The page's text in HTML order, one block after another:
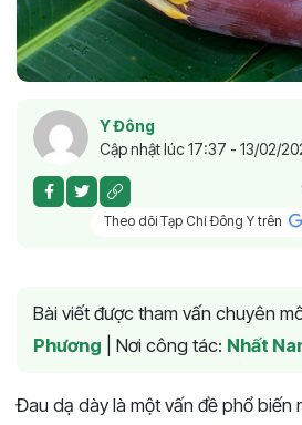
Y Đông
Cập nhật lúc 17:37 - 13/02/
Theo dõi Tạp Chí Đông Y trên
Bài viết được tham vấn chuyên
Phương
Nơi công tác: Nhất
Đau dạ dày là một vấn đề phổ biến